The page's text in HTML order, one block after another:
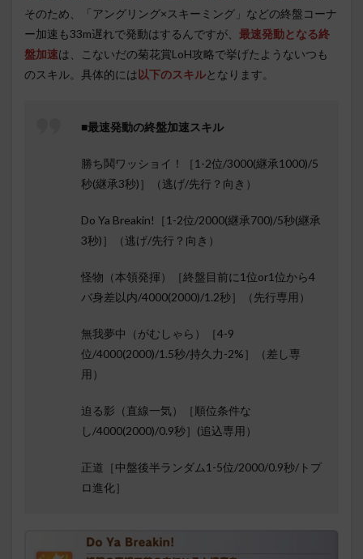
そのため、「アングリング×スキーミング」などの終盤コーナ
ー加速も33m遅れで発動はするんですが、 最速発動となる終
盤加速は、こないだの菊花賞LoH攻略で挙げたようないつも
のスキル。具体的には 以下のスキルとなります。
■最速発動の終盤加速スキル
勝ち鬨ワッショイ！［1-2位/3000(継承1000)/5
秒(継承3秒)］（逃げ/先行？向き）
Do Ya Breakin!［1-2位/2000(継承700)/5秒(継承
3秒)］（逃げ/先行？向き）
怪物（本領発揮）［終盤目前に1位or1位から4
バ身差以内/4000(2000)/1.2秒］（先行専用）
無我夢中（がむしゃら）［4-9
位/4000(2000)/1.5秒/持久力-2%］（差し専
用）
迫る影（直線一気）［順位条件な
し/4000(2000)/0.9秒］(追込専用）
正道［中盤後半ランダム1-5位/2000/0.9秒/トプ
ロ進化］